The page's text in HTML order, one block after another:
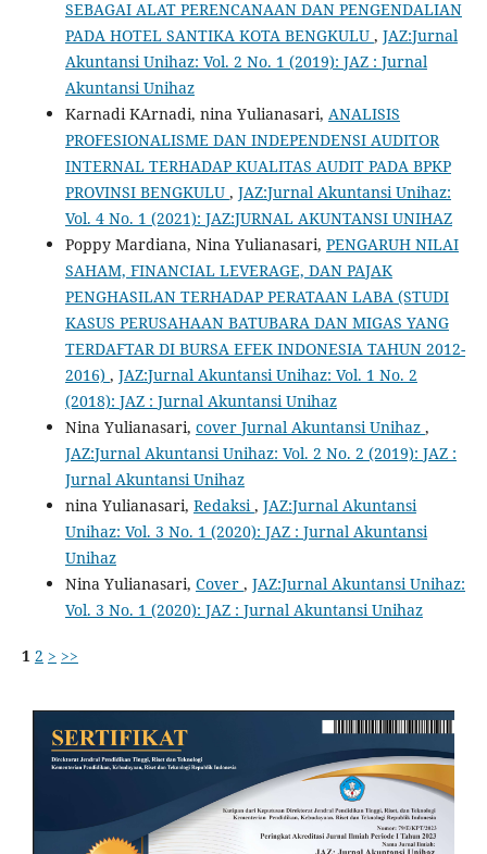
SEBAGAI ALAT PERENCANAAN DAN PENGENDALIAN
PADA HOTEL SANTIKA KOTA BENGKULU , JAZ:Jurnal
Akuntansi Unihaz: Vol. 2 No. 1 (2019): JAZ : Jurnal
Akuntansi Unihaz
Karnadi KArnadi, nina Yulianasari, ANALISIS
PROFESIONALISME DAN INDEPENDENSI AUDITOR
INTERNAL TERHADAP KUALITAS AUDIT PADA BPKP
PROVINSI BENGKULU , JAZ:Jurnal Akuntansi Unihaz:
Vol. 4 No. 1 (2021): JAZ:JURNAL AKUNTANSI UNIHAZ
Poppy Mardiana, Nina Yulianasari, PENGARUH NILAI
SAHAM, FINANCIAL LEVERAGE, DAN PAJAK
PENGHASILAN TERHADAP PERATAAN LABA (STUDI
KASUS PERUSAHAAN BATUBARA DAN MIGAS YANG
TERDAFTAR DI BURSA EFEK INDONESIA TAHUN 2012-
2016) , JAZ:Jurnal Akuntansi Unihaz: Vol. 1 No. 2
(2018): JAZ : Jurnal Akuntansi Unihaz
Nina Yulianasari, cover Jurnal Akuntansi Unihaz ,
JAZ:Jurnal Akuntansi Unihaz: Vol. 2 No. 2 (2019): JAZ :
Jurnal Akuntansi Unihaz
nina Yulianasari, Redaksi, JAZ:Jurnal Akuntansi
Unihaz: Vol. 3 No. 1 (2020): JAZ : Jurnal Akuntansi
Unihaz
Nina Yulianasari, Cover , JAZ:Jurnal Akuntansi Unihaz:
Vol. 3 No. 1 (2020): JAZ : Jurnal Akuntansi Unihaz
1 2 > >>